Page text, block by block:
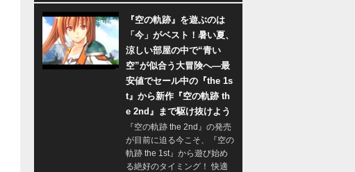
『空の軌跡』を遊ぶのは
「今」がベスト！暑い夏、
涼しい部屋の中で“青い
空”が似合う大冒険へ―最
安値でセール中の『the 1s
t』から新作『空の軌跡 th
e 2nd』まで駆け抜けよう
『空の軌跡 the 2nd』の発売
が目前に迫る今こそ、『空の
軌跡 the 1st』から遊び始め
る絶好のタイミング！ 快適